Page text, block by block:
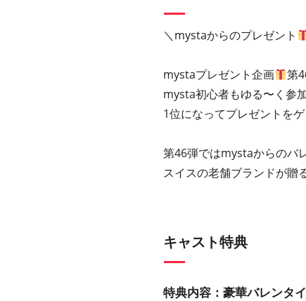
＼mystaからのプレゼント
mystaプレゼント企画
第
mysta初心者もゆる〜く参
1位になってプレゼントを
第46弾ではmystaからのバ
スイスの老舗ブランドが贈
キャスト特典
特典内容：豪華バレンタ